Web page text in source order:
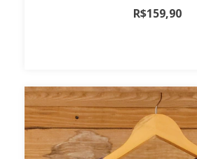
R$159,90